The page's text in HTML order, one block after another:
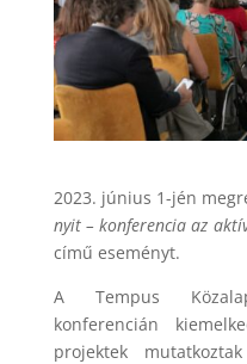
2023. június 1-jén
nyit – konferencia az
című eseményt.
A Tempus
konferencián
projektek